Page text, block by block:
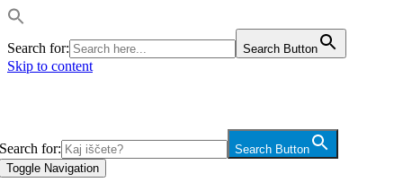
Search for: Search Button
Skip to content
Search for:
Search Button
Toggle Navigation